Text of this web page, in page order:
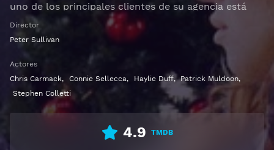
uno de los principales clientes de su agencia está
organizando un enorme evento navideño, en LA, en
Nochebuena. Eve debe decidir si acepta el evento o
arriesga su carrera para irse de vacaciones
románticas con su novio Darren.
Ver All About Christmas Eve Gratis HD 1080p 720p |
Director
Peter Sullivan
Actores
Chris Carmack, Connie Sellecca, Haylie Duff, Patrick Muldoon,
Stephen Colletti
4.9 TMDB